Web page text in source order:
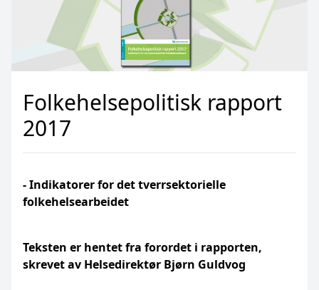
Folkehelsepolitisk rapport
2017
- Indikatorer for det tverrsektorielle
folkehelsearbeidet
Teksten er hentet fra forordet i rapporten,
skrevet av Helsedirektør Bjørn Guldvog